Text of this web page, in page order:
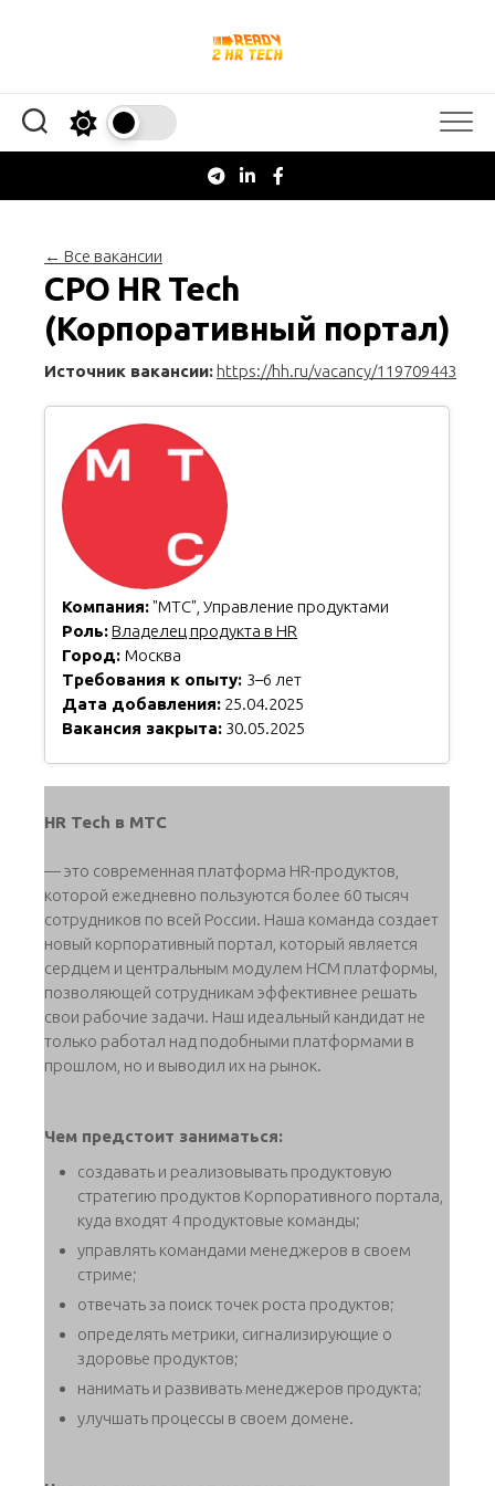
← Все вакансии
CPO HR Tech
(Корпоративный портал)
Источник вакансии: https://hh.ru/vacancy/119709443
Компания:"МТС", Управление продуктами
Роль:Владелец продукта в HR
Город: Москва
Требования к опыту: 3–6 лет
Дата добавления: 25.04.2025
Вакансия закрыта: 30.05.2025
HR Tech в МТС
— это современная платформа HR-продуктов,
которой ежедневно пользуются более 60 тысяч
сотрудников по всей России. Наша команда создает
новый корпоративный портал, который является
сердцем и центральным модулем HCM платформы,
позволяющей сотрудникам эффективнее решать
свои рабочие задачи. Наш идеальный кандидат не
только работал над подобными платформами в
прошлом, но и выводил их на рынок.
Чем предстоит заниматься:
создавать и реализовывать продуктовую
стратегию продуктов Корпоративного портала,
куда входят 4 продуктовые команды;
управлять командами менеджеров в своем
стриме;
отвечать за поиск точек роста продуктов;
определять метрики, сигнализирующие о
здоровье продуктов;
нанимать и развивать менеджеров продукта;
улучшать процессы в своем домене.